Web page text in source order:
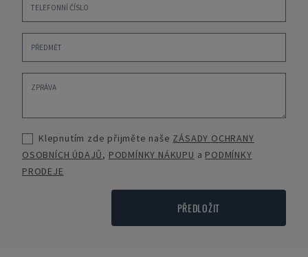
Klepnutím zde přijměte naše ZÁSADY OCHRANY
OSOBNÍCH ÚDAJŮ, PODMÍNKY NÁKUPU a PODMÍNKY
PRODEJE
PŘEDLOŽIT